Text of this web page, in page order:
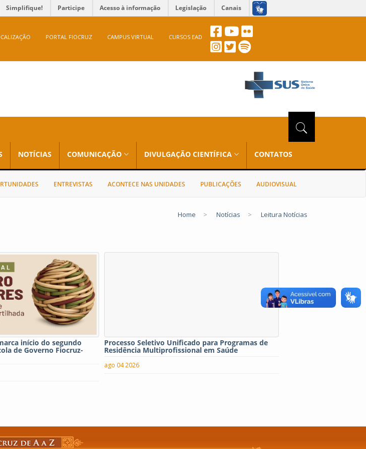
Simplifique! Participe Acesso à informação Legislação Canais
PORTAL FIOCRUZ CAMPUS VIRTUAL CURSOS EAD
NOTÍCIAS COMUNICAÇÃO DIVULGAÇÃO CIENTÍFICA CONTATOS
ENTREVISTAS ACONTECE NAS UNIDADES PUBLICAÇÕES AUDIOVISUAL
Home > Notícias > Leitura Notícias
início do segundo
de Governo Fiocruz-
Processo Seletivo Unificado para Programas de
Residência Multiprofissional em Saúde
ago 04 2026